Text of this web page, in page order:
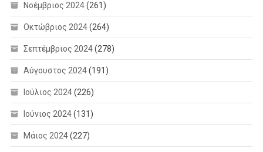
Νοέμβριος 2024(261)
Οκτώβριος 2024(264)
Σεπτέμβριος 2024(278)
Αύγουστος 2024(191)
Ιούλιος 2024(226)
Ιούνιος 2024(131)
Μάιος 2024(227)